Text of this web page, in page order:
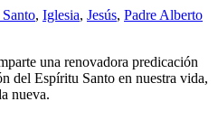
, Iglesia, Jesús, Padre Alberto
una renovadora predicación
del Espíritu Santo en nuestra vida,
nueva.